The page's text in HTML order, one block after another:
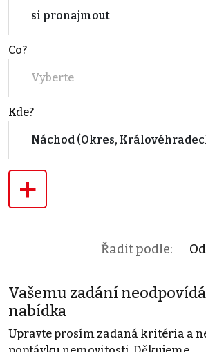
si pronajmout
Co?
Vyberte
Kde?
Náchod (Okres,
+
Řadit podle:
Vašemu zadání
nabídka
Upravte prosím zadaná kritéria a